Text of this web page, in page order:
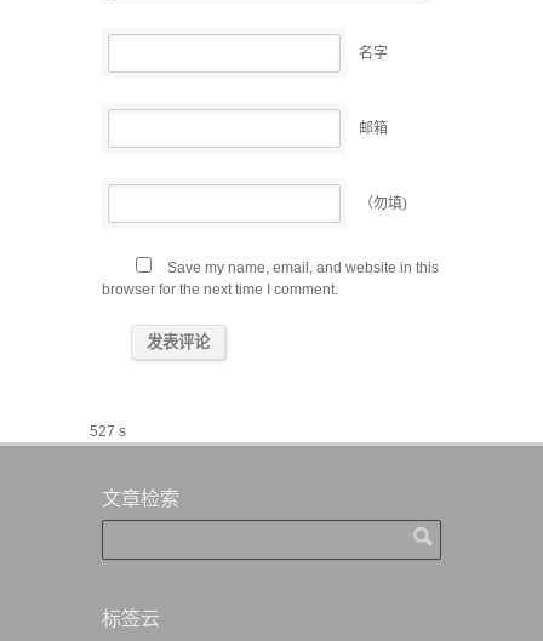
名字
邮箱
（勿填)
Save my name, email, and website in this
browser for the next time I comment.
527 s
文章检索
标签云